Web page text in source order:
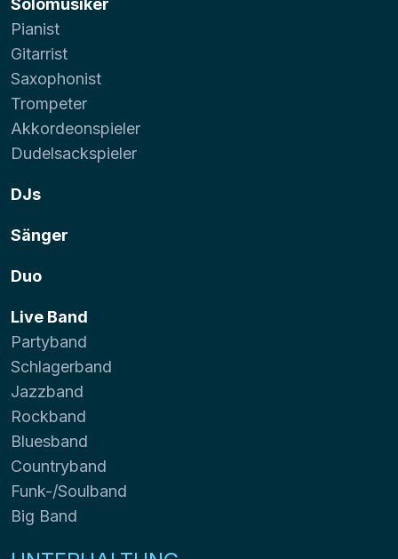
Solomusiker
Pianist
Gitarrist
Saxophonist
Trompeter
Akkordeonspieler
Dudelsackspieler
DJs
Sänger
Duo
Live Band
Partyband
Schlagerband
Jazzband
Rockband
Bluesband
Countryband
Funk-/Soulband
Big Band